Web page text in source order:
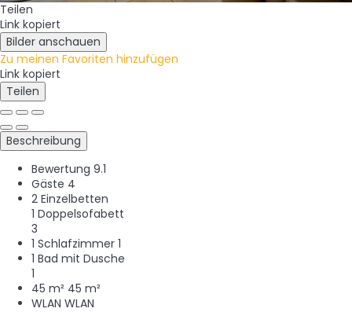
Teilen
Link kopiert
Bilder anschauen
Zu meinen Favoriten hinzufügen
Link kopiert
Teilen
Beschreibung
Bewertung 9.1
Gäste 4
2 Einzelbetten
1 Doppelsofabett
3
1 Schlafzimmer 1
1 Bad mit Dusche
1
45 m² 45 m²
WLAN WLAN